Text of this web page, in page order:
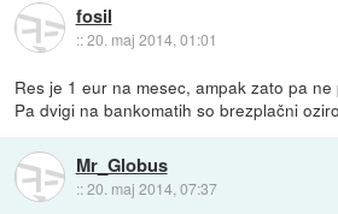
fosil
::20. maj 2014, 01:01
Res je 1 eur na mesec, ampak zato pa
Pa dvigi na bankomatih so brezplačni
Mr_Globus
::20. maj 2014, 07:37